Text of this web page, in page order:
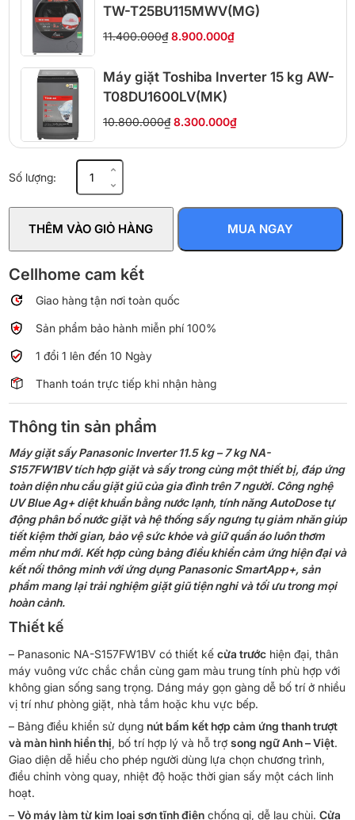
TW-T25BU115MWV(MG)
11.400.000₫ 8.900.000₫
Máy giặt Toshiba Inverter 15 kg AW-
T08DU1600LV(MK)
10.800.000₫ 8.300.000₫
Số lượng:
Máy
giặt
Inverter
giặt
kg
-
7
kg
S157FW1BV
số
THÊM VÀO GIỎ HÀNG MUA NGAY
Cellhome cam kết
Giao hàng tận nơi toàn quốc
Sản phẩm bảo hành miễn phí 100%
1 đổi 1 lên đến 10 Ngày
Thanh toán trực tiếp khi nhận hàng
Thông tin sản phẩm
Máy giặt sấy Panasonic Inverter 11.5 kg – 7 kg NA-
S157FW1BV tích hợp giặt và sấy trong cùng một thiết bị, đáp ứng
toàn diện nhu cầu giặt giũ của gia đình trên 7 người. Công nghệ
UV Blue Ag+ diệt khuẩn bằng nước lạnh, tính năng AutoDose tự
động phân bổ nước giặt và hệ thống sấy ngưng tụ giảm nhăn giúp
tiết kiệm thời gian, bảo vệ sức khỏe và giữ quần áo luôn thơm
mềm như mới. Kết hợp cùng bảng điều khiển cảm ứng hiện đại và
kết nối thông minh với ứng dụng Panasonic SmartApp+, sản
phẩm mang lại trải nghiệm giặt giũ tiện nghi và tối ưu trong mọi
hoàn cảnh.
Thiết kế
– Panasonic NA-S157FW1BV có thiết kế cửa trướchiện đại, thân
máy vuông vức chắc chắn cùng gam màu trung tính phù hợp với
không gian sống sang trọng. Dáng máy gọn gàng dễ bố trí ở nhiều
vị trí như phòng giặt, nhà tắm hoặc khu vực bếp.
– Bảng điều khiển sử dụng nút bấm kết hợp cảm ứng thanh trượt
và màn hình hiển thị, bố trí hợp lý và hỗ trợ song ngữ Anh – Việt.
Giao diện dễ hiểu cho phép người dùng lựa chọn chương trình,
điều chỉnh vòng quay, nhiệt độ hoặc thời gian sấy một cách linh
hoạt.
– Vỏ máy làm từ kim loại sơn tĩnh điệnchống gỉ, dễ lau chùi. Cửa